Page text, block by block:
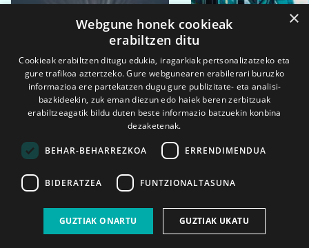
2026ko eka. 1a 2026ko mar. 1a
×
Webgune honek cookieak
erabiltzen ditu
Cookieak erabiltzen ditugu edukia, iragarkiak pertsonalizatzeko eta
gure trafikoa aztertzeko. Gure webgunearen erabilerari buruzko
informazioa ere partekatzen dugu gure publizitate- eta analisi-
bazkideekin, zuk eman diezun edo haiek beren zerbitzuak
erabiltzeagatik bildu duten beste informazio batzuekin konbina
dezaketenak.
BEHAR-BEHARREZKOA ERRENDIMENDUA
BIDERATZEA FUNTZIONALTASUNA
GUZTIAK ONARTU GUZTIAK UKATU